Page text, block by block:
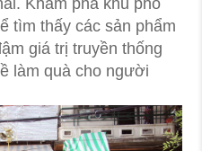
tìm thấy các sản phẩm
giá trị truyền thống
làm quà cho người